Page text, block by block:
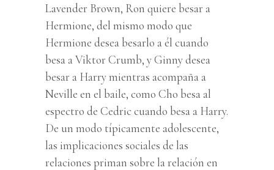
Lavender Brown, Ron quiere besar a
Hermione, del mismo modo que
Hermione desea besarlo a él cuando
besa a Viktor Crumb, y Ginny desea
besar a Harry mientras acompaña a
Neville en el baile, como Cho besa al
espectro de Cedric cuando besa a Harry.
De un modo típicamente adolescente,
las implicaciones sociales de las
relaciones priman sobre la relación en